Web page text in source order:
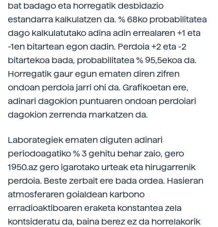
bat badago eta horregatik desbidazio
estandarra kalkulatzen da. % 68ko probabilitatea
dago kalkulatutako adina adin errealaren +1 eta
-1en bitartean egon dadin. Perdoia +2 eta -2
bitartekoa bada, probabilitatea % 95,5ekoa da.
Horregatik gaur egun ematen diren zifren
ondoan perdoia jarri ohi da. Grafikoetan ere,
adinari dagokion puntuaren ondoan perdoiari
dagokion zerrenda markatzen da.
Laborategiek ematen diguten adinari
periodoagatiko % 3 gehitu behar zaio, gero
1950.az gero igarotako urteak eta hirugarrenik
perdoia. Beste zerbait ere bada ordea. Hasieran
atmosferaren goialdean karbono
erradioaktiboaren eraketa konstantea zela
kontsideratu da, baina berez ez da horrelakorik